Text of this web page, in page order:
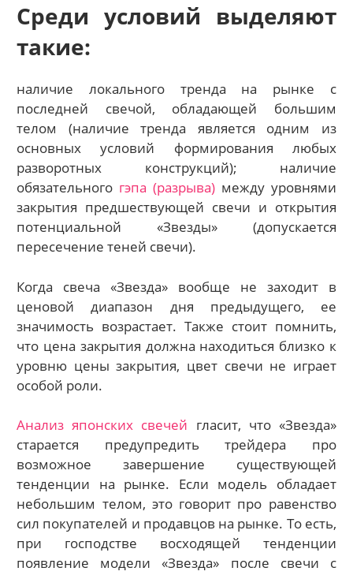
Среди условий выделяют
такие:
наличие локального тренда на рынке с
последней свечой, обладающей большим
телом (наличие тренда является одним из
основных условий формирования любых
разворотных конструкций); наличие
обязательного гэпа (разрыва) между уровнями
закрытия предшествующей свечи и открытия
потенциальной «Звезды» (допускается
пересечение теней свечи).
Когда свеча «Звезда» вообще не заходит в
ценовой диапазон дня предыдущего, ее
значимость возрастает. Также стоит помнить,
что цена закрытия должна находиться близко к
уровню цены закрытия, цвет свечи не играет
особой роли.
Анализ японских свечей гласит, что «Звезда»
старается предупредить трейдера про
возможное завершение существующей
тенденции на рынке. Если модель обладает
небольшим телом, это говорит про равенство
сил покупателей и продавцов на рынке. То есть,
при господстве восходящей тенденции
появление модели «Звезда» после свечи с